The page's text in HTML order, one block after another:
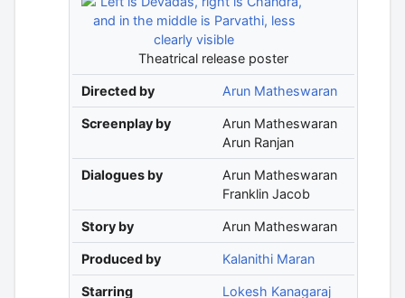
Theatrical release poster
Directed by Arun Matheswaran
Screenplay by
Arun Matheswaran
Arun Ranjan
Dialogues by
Arun Matheswaran
Franklin Jacob
Story by Arun Matheswaran
Produced by Kalanithi Maran
Starring Lokesh Kanagaraj